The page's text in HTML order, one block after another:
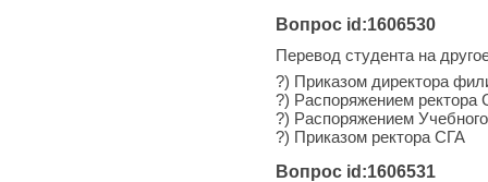
Вопрос id:1606530
Перевод студента на
?) Приказом директора
?) Распоряжением ректора
?) Распоряжением
?) Приказом ректора СГА
Вопрос id:1606531